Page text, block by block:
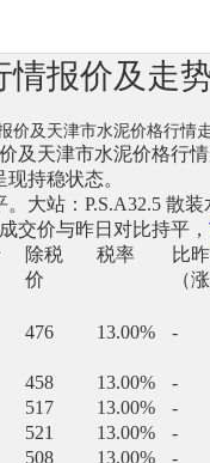
情报价及走
价及天津市水泥价格行情走
及天津市水泥价格行情
持稳状态。
大站：P.S.A32.5 散
交价与昨日对比持平，
除税
价
税率
比
（
476 13.00% -
458 13.00%
-
517 13.00%
-
521 13.00%
-
508 13.00%
-